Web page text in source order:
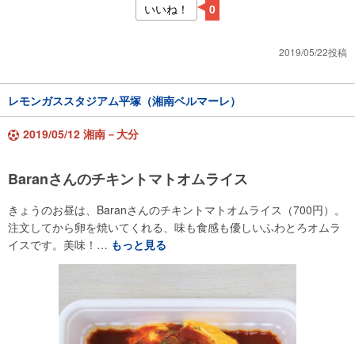
いいね！ 0
2019/05/22投稿
レモンガススタジアム平塚（湘南ベルマーレ）
2019/05/12 湘南－大分
Baranさんのチキントマトオムライス
きょうのお昼は、Baranさんのチキントマトオムライス（700円）。
注文してから卵を焼いてくれる、味も食感も優しいふわとろオムラ
イスです。美味！… もっと見る